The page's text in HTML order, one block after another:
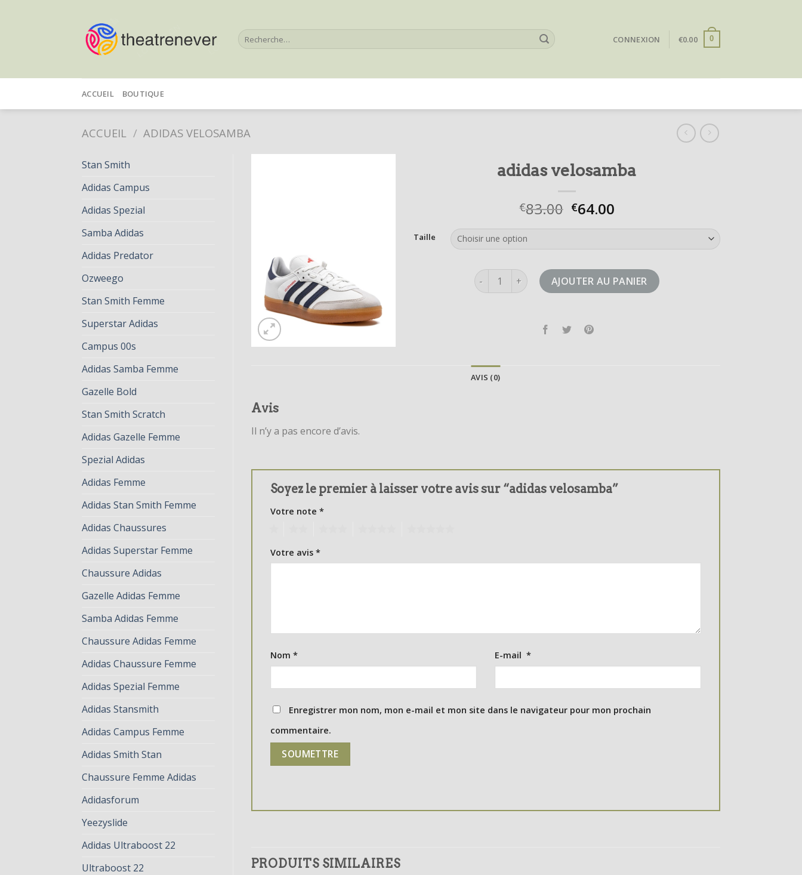
Recherche
pour :
CONNEXION €0.00 0
ACCUEIL BOUTIQUE
ACCUEIL / ADIDAS VELOSAMBA
Stan Smith
Adidas Campus
Adidas Spezial
Samba Adidas
Adidas Predator
Ozweego
Stan Smith Femme
Superstar Adidas
Campus 00s
Adidas Samba Femme
Gazelle Bold
Stan Smith Scratch
Adidas Gazelle Femme
Spezial Adidas
Adidas Femme
Adidas Stan Smith Femme
Adidas Chaussures
Adidas Superstar Femme
Chaussure Adidas
Gazelle Adidas Femme
Samba Adidas Femme
Chaussure Adidas Femme
Adidas Chaussure Femme
Adidas Spezial Femme
Adidas Stansmith
Adidas Campus Femme
Adidas Smith Stan
Chaussure Femme Adidas
Adidasforum
Yeezyslide
Adidas Ultraboost 22
Ultraboost 22
adidas velosamba
€83.00 €64.00
Taille
quantité de adidas velosamba
AJOUTER AU PANIER
AVIS (0)
Avis
Il n’y a pas encore d’avis.
Soyez le premier à laisser votre avis sur “adidas velosamba”
Votre note *
Votre avis *
Nom * E-mail *
Enregistrer mon nom, mon e-mail et mon site dans le navigateur pour mon prochain
commentaire.
PRODUITS SIMILAIRES